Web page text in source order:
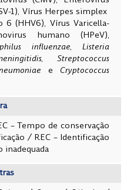
1), Vírus Herpes simplex
6 (HHV6), Vírus Varicella-
humano (HPeV),
influenzae, Listeria
Streptococcus
eCryptococcus
– Tempo de conservação
/ REC – Identificação
inadequada